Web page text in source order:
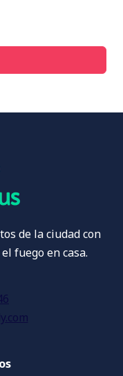
de la ciudad con
fuego en casa.